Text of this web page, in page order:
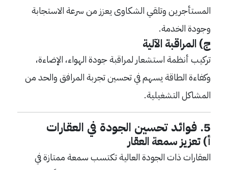
المستأجرين وتلقي الشكاوى يعزز من سرعة الاستجابة
وجودة الخدمة.
ج) المراقبة الآلية
تركيب أنظمة استشعار لمراقبة جودة الهواء، الإضاءة،
وكفاءة الطاقة يسهم في تحسين تجربة المرافق والحد من
المشاكل التشغيلية.
5. فوائد تحسين الجودة في العقارات
أ) تعزيز سمعة العقار
العقارات ذات الجودة العالية تكتسب سمعة ممتازة في